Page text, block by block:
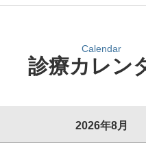
Calendar
診療カレン
2026年8月